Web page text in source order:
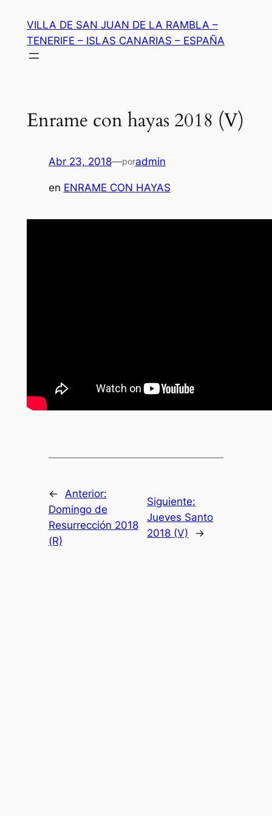
contenido
VILLA DE SAN JUAN DE LA RAMBLA –
TENERIFE – ISLAS CANARIAS – ESPAÑA
Enrame con hayas 2018 (V)
Abr 23, 2018—poradmin
en ENRAME CON HAYAS
←
Anterior:
Domingo de
Resurrección 2018
(R)
Siguiente:
Jueves Santo
2018 (V)
→